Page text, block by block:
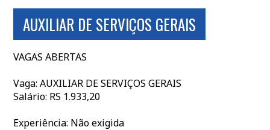
AUXILIAR DE SERVIÇOS GERAIS
VAGAS ABERTAS
Vaga: AUXILIAR DE SERVIÇOS GERAIS
Salário: RS 1.933,20
Experiência: Não exigida